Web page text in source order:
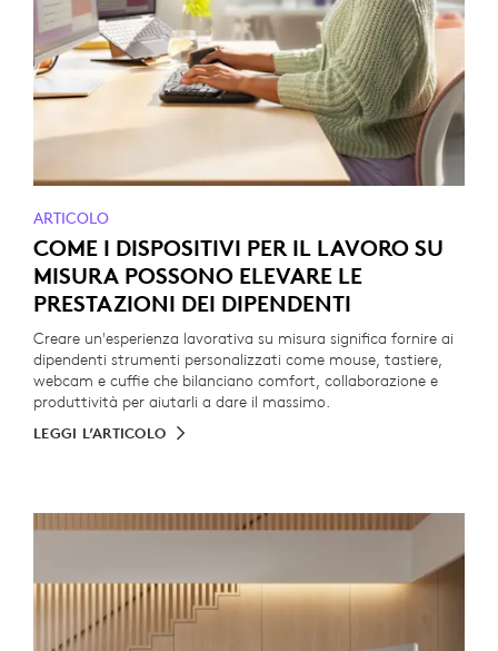
ARTICOLO
COME I DISPOSITIVI PER IL LAVORO SU
MISURA POSSONO ELEVARE LE
PRESTAZIONI DEI DIPENDENTI
Creare un'esperienza lavorativa su misura significa fornire ai
dipendenti strumenti personalizzati come mouse, tastiere,
webcam e cuffie che bilanciano comfort, collaborazione e
produttività per aiutarli a dare il massimo.
LEGGI L’ARTICOLO